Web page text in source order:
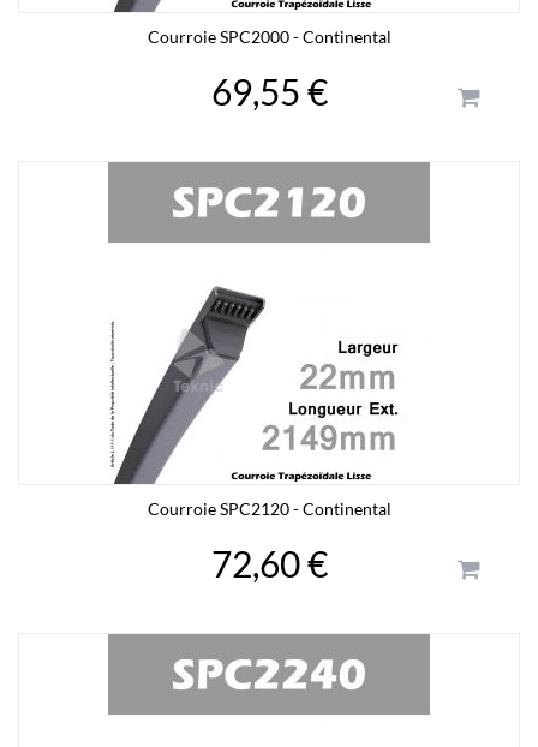
Courroie SPC2000 - Continental
69,55 €
Courroie SPC2120 - Continental
72,60 €